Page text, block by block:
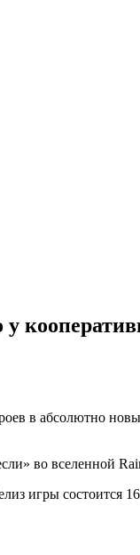
в абсолютно
во вселенной
игры состоится 16